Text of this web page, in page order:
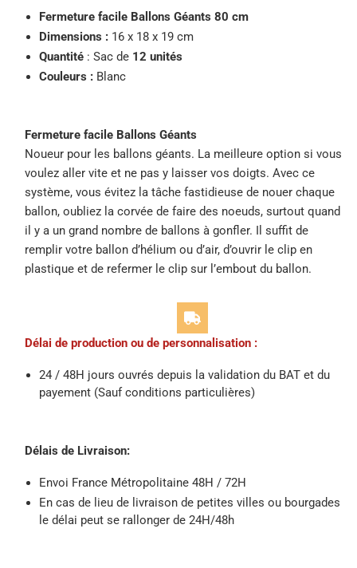
Fermeture facile Ballons Géants 80 cm
Dimensions : 16 x 18 x 19 cm
Quantité : Sac de 12 unités
Couleurs : Blanc
Fermeture facile Ballons Géants
Noueur pour les ballons géants. La meilleure option si vous
voulez aller vite et ne pas y laisser vos doigts. Avec ce
système, vous évitez la tâche fastidieuse de nouer chaque
ballon, oubliez la corvée de faire des noeuds, surtout quand
il y a un grand nombre de ballons à gonfler. Il suffit de
remplir votre ballon d’hélium ou d’air, d’ouvrir le clip en
plastique et de refermer le clip sur l’embout du ballon.
Délai de production ou de personnalisation :
24 / 48H jours ouvrés depuis la validation du BAT et du
payement (Sauf conditions particulières)
Délais de Livraison:
Envoi France Métropolitaine 48H / 72H
En cas de lieu de livraison de petites villes ou bourgades
le délai peut se rallonger de 24H/48h